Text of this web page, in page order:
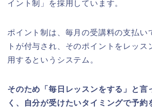
イント制」を採用しています。
ポイント制は、毎月の受講料の支払い
トが付与され、そのポイントをレッス
用するというシステム。
そのため「毎日レッスンをする」と言
く、自分が受けたいタイミングで予約